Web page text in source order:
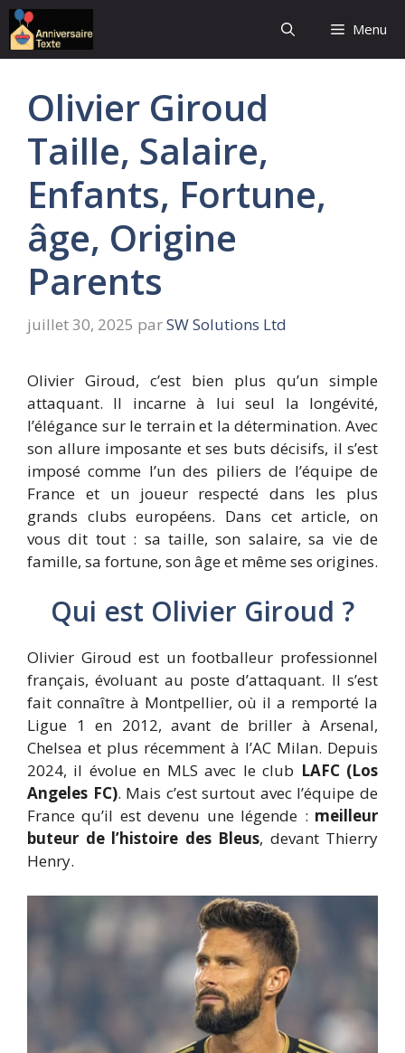
Aller
au
contenu
Menu
Olivier Giroud
Taille, Salaire,
Enfants, Fortune,
âge, Origine
Parents
juillet 30, 2025 parSW Solutions Ltd
Olivier Giroud, c’est bien plus qu’un simple
attaquant. Il incarne à lui seul la longévité,
l’élégance sur le terrain et la détermination. Avec
son allure imposante et ses buts décisifs, il s’est
imposé comme l’un des piliers de l’équipe de
France et un joueur respecté dans les plus
grands clubs européens. Dans cet article, on
vous dit tout : sa taille, son salaire, sa vie de
famille, sa fortune, son âge et même ses origines.
Qui est Olivier Giroud ?
Olivier Giroud est un footballeur professionnel
français, évoluant au poste d’attaquant. Il s’est
fait connaître à Montpellier, où il a remporté la
Ligue 1 en 2012, avant de briller à Arsenal,
Chelsea et plus récemment à l’AC Milan. Depuis
2024, il évolue en MLS avec le club LAFC (Los
Angeles FC). Mais c’est surtout avec l’équipe de
France qu’il est devenu une légende : meilleur
buteur de l’histoire des Bleus, devant Thierry
Henry.